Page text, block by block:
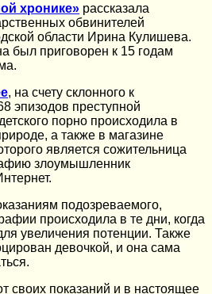
хронике» рассказала
обвинителей
области Ирина Кулишева.
был приговорен к 15 годам
, на счету склонного к
эпизодов преступной
порно происходила в
а также в магазине
является сожительница
злоумышленник
подозреваемого,
происходила в те дни, когда
увеличения потенции. Также
девочкой, и она сама
своих показаний и в настоящее